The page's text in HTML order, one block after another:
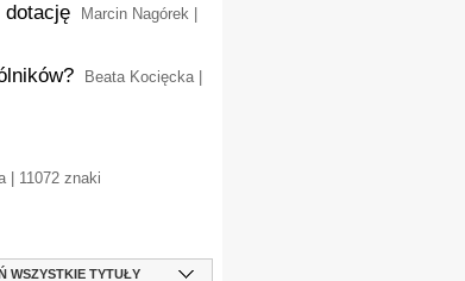
dotację
Marcin Nagórek |
Beata Kocięcka |
| 11072 znaki
WSZYSTKIE TYTUŁY